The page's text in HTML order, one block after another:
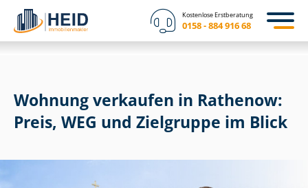
Kostenlose Erstberatung
0158 - 884 916 68
Wohnung verkaufen in Rathenow:
Preis, WEG und Zielgruppe im Blick